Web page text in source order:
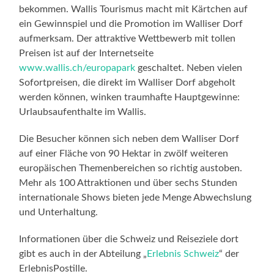
bekommen. Wallis Tourismus macht mit Kärtchen auf
ein Gewinnspiel und die Promotion im Walliser Dorf
aufmerksam. Der attraktive Wettbewerb mit tollen
Preisen ist auf der Internetseite
www.wallis.ch/europapark geschaltet. Neben vielen
Sofortpreisen, die direkt im Walliser Dorf abgeholt
werden können, winken traumhafte Hauptgewinne:
Urlaubsaufenthalte im Wallis.
Die Besucher können sich neben dem Walliser Dorf
auf einer Fläche von 90 Hektar in zwölf weiteren
europäischen Themenbereichen so richtig austoben.
Mehr als 100 Attraktionen und über sechs Stunden
internationale Shows bieten jede Menge Abwechslung
und Unterhaltung.
Informationen über die Schweiz und Reiseziele dort
gibt es auch in der Abteilung „ Erlebnis Schweiz“ der
ErlebnisPostille.